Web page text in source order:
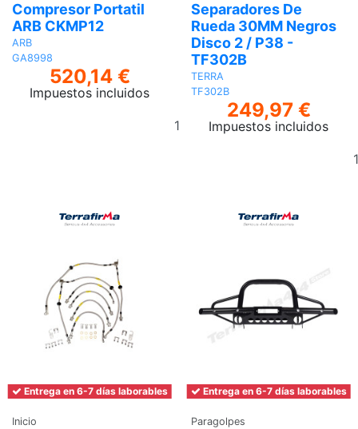
Compresor Portatil
ARB CKMP12
ARB
GA8998
520,14 €
Impuestos incluidos
Añadir
al
Separadores De
Rueda 30MM Negros
Disco 2 / P38 -
TF302B
TERRA
TF302B
249,97 €
Impuestos incluidos
Entrega en 6-7 días laborables
Inicio
Entrega en 6-7 días laborables
Paragolpes